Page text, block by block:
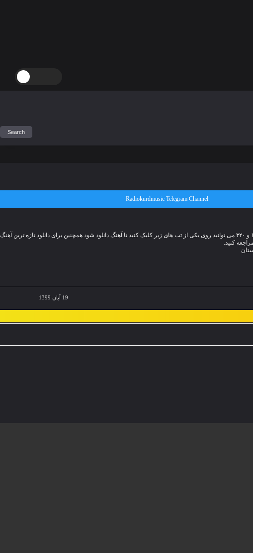
Radiokurdmusic Telegram Channel
به نام « بیرته » هم اکنون به صورت انحصاری از رسانه رادیوکوردموزیک پخش شد و در دسترس می باشد جهت دانلود و شنیدن این آهنگ با کیفیت های ۱۲۸ و ۳۲۰ می توانید روی یکی از تب های زیر کلیک کنید تا آهنگ دانلود شود همچنین برای دانلود تازه ترین آهنگ
کنید.
19 آبان 1399